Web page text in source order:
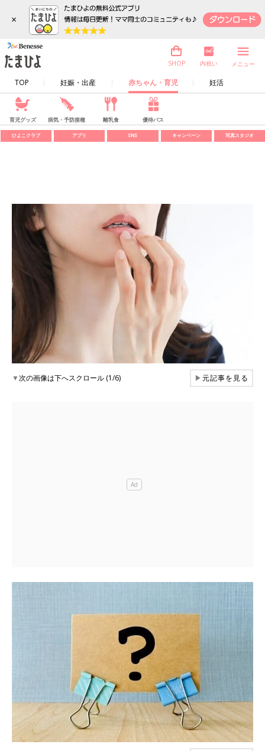
×
TOP 妊娠・出産 赤ちゃん・育児 妊活
SHOP 内祝い メニュー
育児グッズ 病気・予防接種 離乳食 優待パス
ひよこクラブ アプリ SNS キャンペーン 写真スタジオ
▼次の画像は下へスクロール (1/6) ▶元記事を見る